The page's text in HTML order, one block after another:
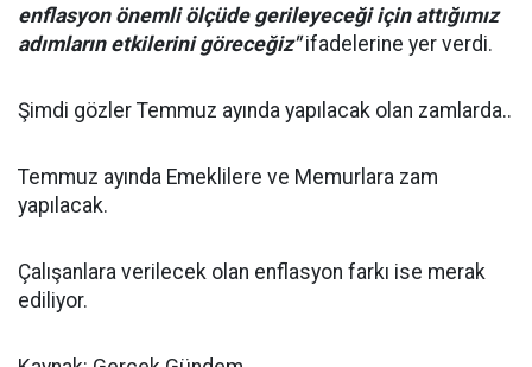
enflasyon önemli ölçüde gerileyeceği için attığımız
adımların etkilerini göreceğiz"ifadelerine yer verdi.
Şimdi gözler Temmuz ayında yapılacak olan zamlarda..
Temmuz ayında Emeklilere ve Memurlara zam
yapılacak.
Çalışanlara verilecek olan enflasyon farkı ise merak
ediliyor.